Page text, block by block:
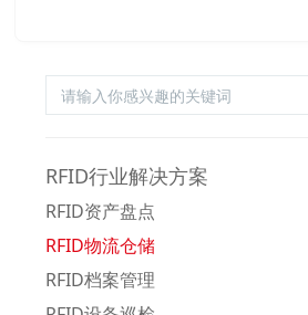
RFID行业解决方案
RFID资产盘点
RFID物流仓储
RFID档案管理